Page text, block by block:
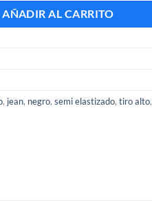
AÑADIR AL CARRITO
, jean, negro, semi elastizado, tiro alto,